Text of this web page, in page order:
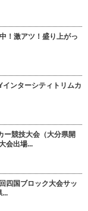
！激アツ！盛り上がっ
ンターシティトリムカ
ー競技大会（大分県開
会出場...
四国ブロック大会サッ
...